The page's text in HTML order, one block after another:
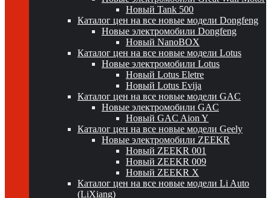
Новый Tank 500
Каталог цен на все новые модели Dongfeng
Новые электромобили Dongfeng
Новый NanoBOX
Каталог цен на все новые модели Lotus
Новые электромобили Lotus
Новый Lotus Eletre
Новый Lotus Evija
Каталог цен на все новые модели GAC
Новые электромобили GAC
Новый GAC Aion Y
Каталог цен на все новые модели Geely
Новые электромобили ZEEKR
Новый ZEEKR 001
Новый ZEEKR 009
Новый ZEEKR X
Каталог цен на все новые модели Li Auto
(LiXiang)